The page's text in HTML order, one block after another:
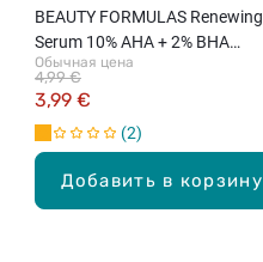
Добавить в корзину
BEAUTY FORMULAS Renewing
Serum 10% AHA + 2% BHA
сыворотка для лица, 30мл
Обычная цена
3,99 €
4,99 €
2